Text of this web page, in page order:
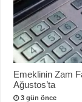
Emeklinin Zam
Ağustos’ta
3 gün önce